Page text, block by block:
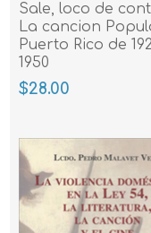
Sale, loco de
La cancion
Puerto Rico de
1950
$28.00